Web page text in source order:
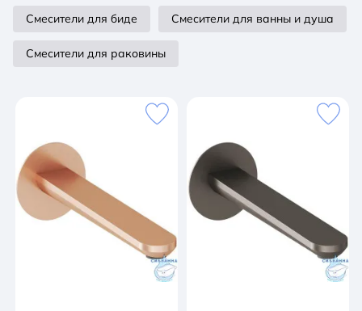
картридж 35 мм Высота струи: 124 мм
Смесители для биде Смесители для ванны и душа
Смесители для раковины